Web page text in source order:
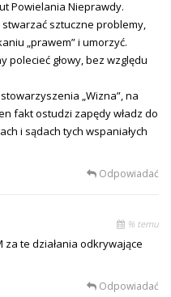
Powielania Nieprawdy.
stwarzać sztuczne problemy,
„prawem” i umorzyć.
polecieć głowy, bez względu
„Wizna”, na
fakt ostudzi zapędy władz do
i sądach tych wspaniałych
Odpowiadać
% temu
za te działania odkrywające
Odpowiadać